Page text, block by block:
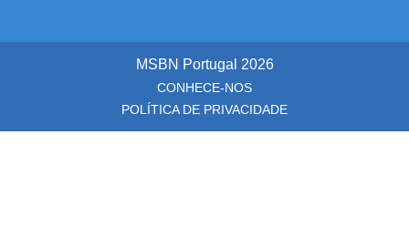
MSBN Portugal 2026
CONHECE-NOS
POLÍTICA DE PRIVACIDADE